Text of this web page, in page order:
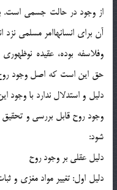
از وجود در حالت جسمي است.
آن براي انسانهاامر مسلمي
حق اين است كه اصل وجود روح
دليل و استدلال ندارد با
وجود روح قابل بررسي و تحقيق
شود:
دليل عقلي بر وجود روح
دليل اول: تغيير مواد مغزي و